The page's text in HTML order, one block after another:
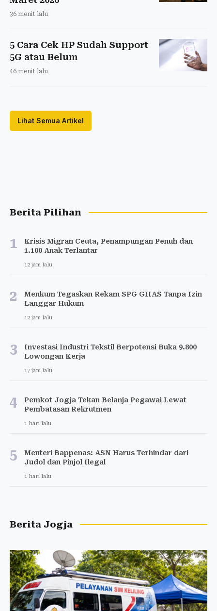
36 menit lalu
5 Cara Cek HP Sudah Support
5G atau Belum
46 menit lalu
Lihat Semua Artikel
Berita Pilihan
1
Krisis Migran Ceuta, Penampungan Penuh dan
1.100 Anak Terlantar
12 jam lalu
2
Menkum Tegaskan Rekam SPG GIIAS Tanpa Izin
Langgar Hukum
12 jam lalu
3
Investasi Industri Tekstil Berpotensi Buka 9.800
Lowongan Kerja
17 jam lalu
4
Pemkot Jogja Tekan Belanja Pegawai Lewat
Pembatasan Rekrutmen
1 hari lalu
5
Menteri Bappenas: ASN Harus Terhindar dari
Judol dan Pinjol Ilegal
1 hari lalu
Berita Jogja